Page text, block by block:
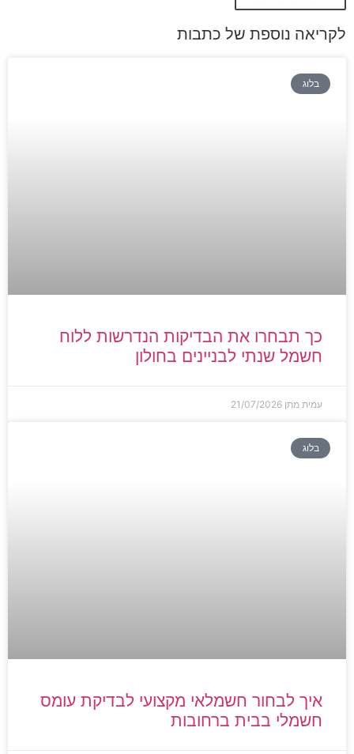
לקריאה נוספת של כתבות
בלוג
כך תבחרו את הבדיקות הנדרשות ללוח
חשמל שנתי לבניינים בחולון
עמית מתן 21/07/2026
בלוג
איך לבחור חשמלאי מקצועי לבדיקת עומס
חשמלי בבית ברחובות